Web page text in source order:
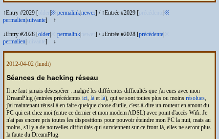
↑Entry #2029 [ ※ permalinknewer] / ↑Entrée #2029 [
※
permaliensuivante] ↑
↓Entry #2028 [older permalink ] / ↓Entrée #2028 [précédente
permalien
] ↓
2012-04-02(lundi)
Séances de hacking réseau
Il ne faut jamais désespérer : malgré les différentes difficultés que j'ai eues avec mon
DreamPlug (entrées précédentes ici, làetlà), qui se sont toutes plus ou moins résolues,
j'ai maintenant réussi à en faire quelque chose d'utile, c'est-à-dire un routeur en amont du
PCqui est chez moi (entre ce dernier et mon modemADSL) avec point d'accès Wifi. Je
n'ai pas encore pris toutes les dispositions pour pouvoir éteindre mon PCla nuit, mais au
moins, s'il y a de nouvelles difficultés qui surviennent sur ce front-là, elles ne seront plus
la faute du DreamPlug.